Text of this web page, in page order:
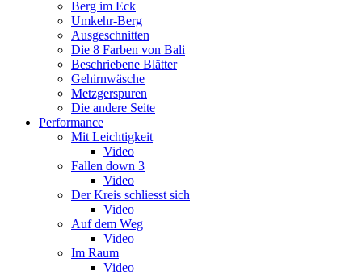
Berg im Eck
Umkehr-Berg
Ausgeschnitten
Die 8 Farben von Bali
Beschriebene Blätter
Gehirnwäsche
Metzgerspuren
Die andere Seite
Performance
Mit Leichtigkeit
Video
Fallen down 3
Video
Der Kreis schliesst sich
Video
Auf dem Weg
Video
Im Raum
Video